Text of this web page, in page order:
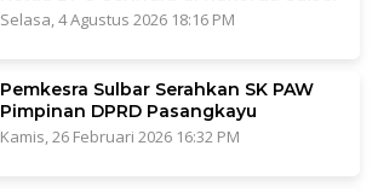
Selasa, 4 Agustus 2026 18:16 PM
Pemkesra Sulbar Serahkan SK PAW
Pimpinan DPRD Pasangkayu
Kamis, 26 Februari 2026 16:32 PM